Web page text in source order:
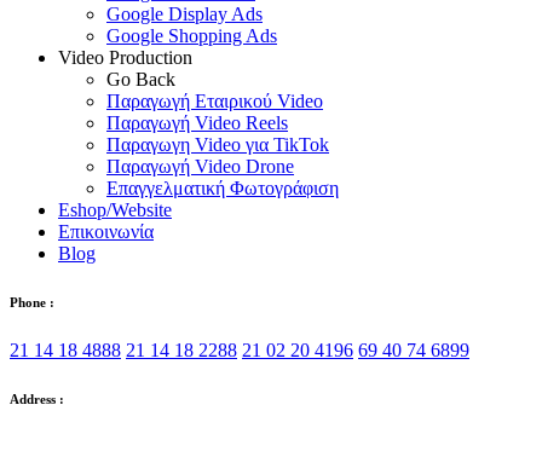
Google Display Ads
Google Shopping Ads
Video Production
Go Back
Παραγωγή Εταιρικού Video
Παραγωγή Video Reels
Παραγωγη Video για TikTok
Παραγωγή Video Drone
Επαγγελματική Φωτογράφιση
Eshop/Website
Επικοινωνία
Blog
Phone :
21 14 18 4888 21 14 18 2288 21 02 20 4196 69 40 74 6899
Address :